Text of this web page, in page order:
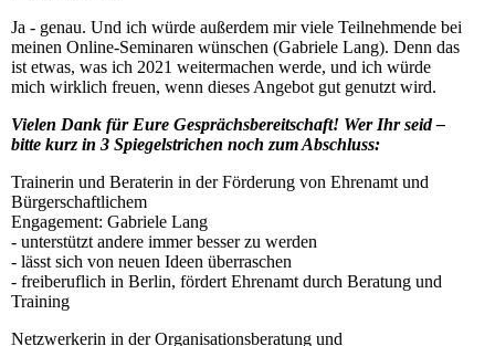
Ja - genau. Und ich würde außerdem mir viele Teilnehmende bei
meinen Online-Seminaren wünschen (Gabriele Lang). Denn das
ist etwas, was ich 2021 weitermachen werde, und ich würde
mich wirklich freuen, wenn dieses Angebot gut genutzt wird.
Vielen Dank für Eure Gesprächsbereitschaft! Wer Ihr seid –
bitte kurz in 3 Spiegelstrichen noch zum Abschluss:
Trainerin und Beraterin in der Förderung von Ehrenamt und
Bürgerschaftlichem
Engagement: Gabriele Lang
- unterstützt andere immer besser zu werden
- lässt sich von neuen Ideen überraschen
- freiberuflich in Berlin, fördert Ehrenamt durch Beratung und
Training
Netzwerkerin in der Organisationsberatung und